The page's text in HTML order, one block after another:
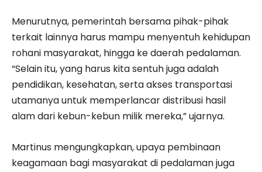
Menurutnya, pemerintah bersama pihak-pihak
terkait lainnya harus mampu menyentuh kehidupan
rohani masyarakat, hingga ke daerah pedalaman.
“Selain itu, yang harus kita sentuh juga adalah
pendidikan, kesehatan, serta akses transportasi
utamanya untuk memperlancar distribusi hasil
alam dari kebun-kebun milik mereka,” ujarnya.
Martinus mengungkapkan, upaya pembinaan
keagamaan bagi masyarakat di pedalaman juga